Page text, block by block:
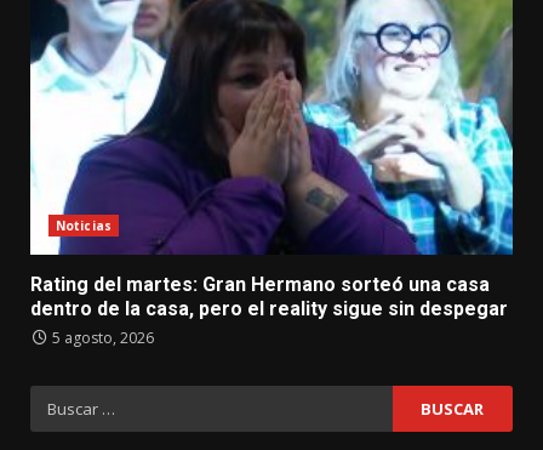
Noticias
Rating del martes: Gran Hermano sorteó una casa
dentro de la casa, pero el reality sigue sin despegar
5 agosto, 2026
Buscar: